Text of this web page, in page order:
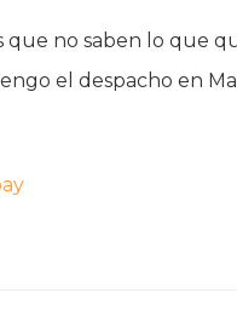
que no saben lo que
el despacho en